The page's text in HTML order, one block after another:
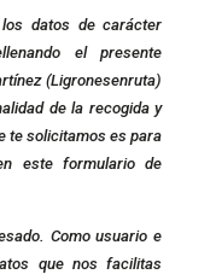
datos de carácter
el presente
(Ligronesenruta)
de la recogida y
te solicitamos es para
este formulario de
Como usuario e
que nos facilitas